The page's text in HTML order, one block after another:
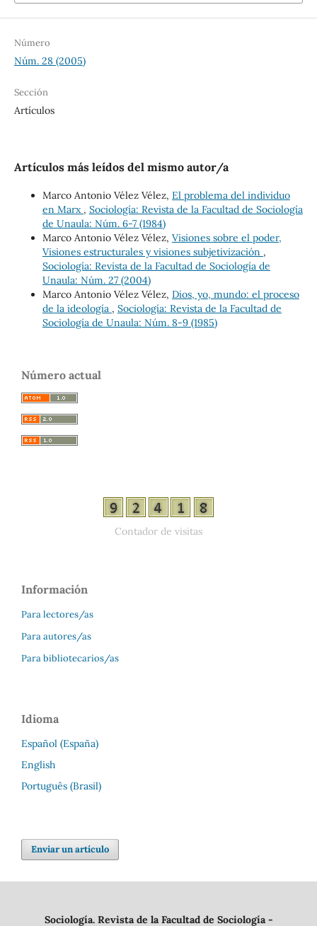
Número
Núm. 28 (2005)
Sección
Artículos
Artículos más leídos del mismo autor/a
Marco Antonio Vélez Vélez, El problema del individuo
en Marx , Sociología: Revista de la Facultad de Sociología
de Unaula: Núm. 6-7 (1984)
Marco Antonio Vélez Vélez, Visiones sobre el poder,
Visiones estructurales y visiones subjetivización ,
Sociología: Revista de la Facultad de Sociología de
Unaula: Núm. 27 (2004)
Marco Antonio Vélez Vélez, Dios, yo, mundo: el proceso
de la ideología , Sociología: Revista de la Facultad de
Sociología de Unaula: Núm. 8-9 (1985)
Número actual
Contador de visitas
Información
Para lectores/as
Para autores/as
Para bibliotecarios/as
Idioma
Español (España)
English
Português (Brasil)
Enviar un artículo
Sociología. Revista de la Facultad de Sociología -